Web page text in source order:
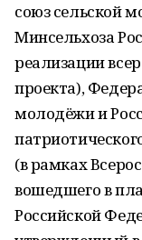
союз сельской
Минсельхоза
реализации
проекта),
молодёжи и
(в рамках
вошедшего в
Российской